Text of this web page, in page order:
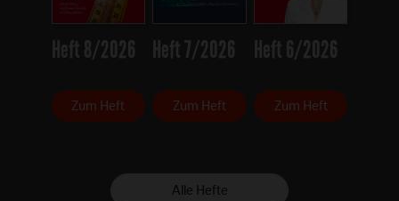
Heft 8/2026
Zum Heft
Heft 7/2026
Zum Heft
Heft 6/2026
Zum Heft
Alle Hefte